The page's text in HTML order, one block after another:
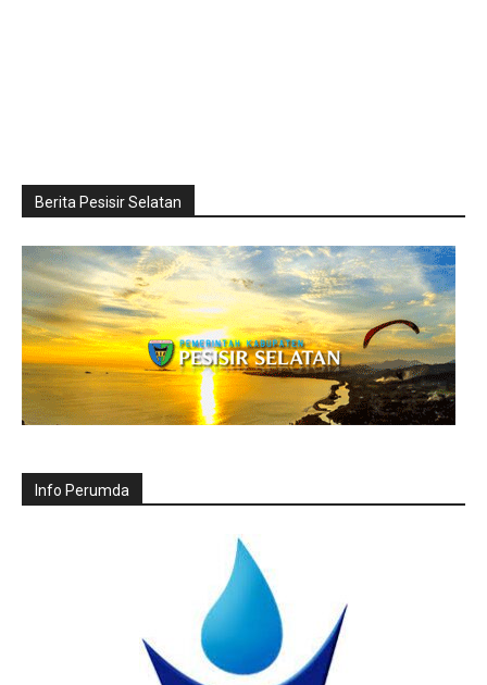
Berita Pesisir Selatan
Info Perumda